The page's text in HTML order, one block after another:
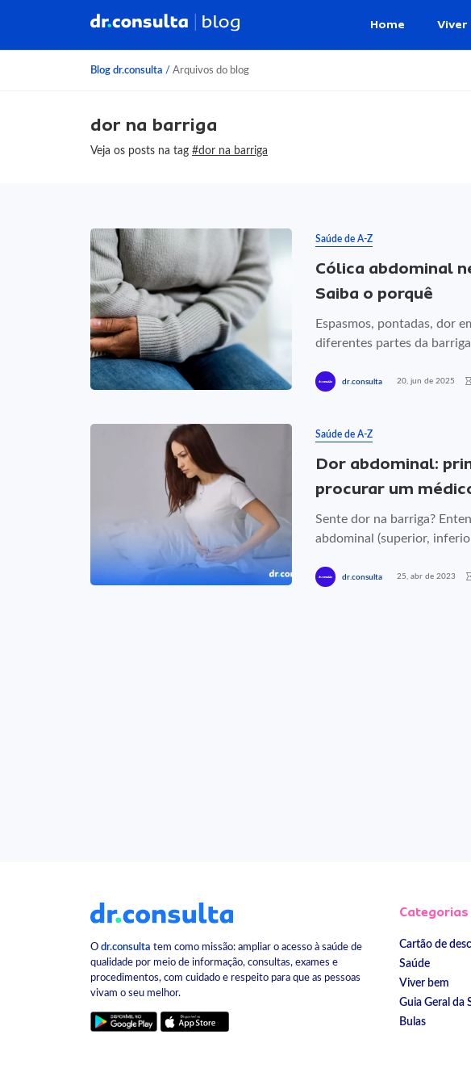
Home Viver
Blog dr.consulta / Arquivos do blog
dor na barriga
Veja os posts na tag #dor na barriga
Saúde de A-Z
Cólica abdominal
Saiba o porquê
Espasmos, pontadas, dor
diferentes partes da
dr.consulta 20, jun de 2025
Saúde de A-Z
Dor abdominal:
procurar um
Sente dor na barriga?
abdominal (superior,
dr.consulta 25, abr de 2023
O dr.consulta tem como missão: ampliar o acesso à saúde de
qualidade por meio de informação, consultas, exames e
procedimentos, com cuidado e respeito para que as pessoas
vivam o seu melhor.
Categorias
Cartão de
Saúde
Viver bem
Guia Geral da
Bulas